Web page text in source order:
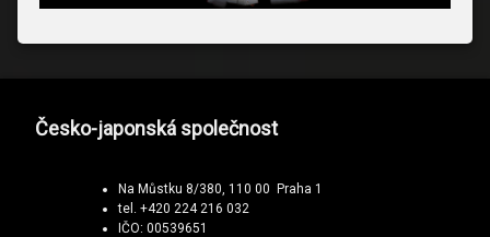
Česko-japonská společnost
Na Můstku 8/380, 110 00 Praha 1
tel. +420 224 216 032
IČO: 00539651